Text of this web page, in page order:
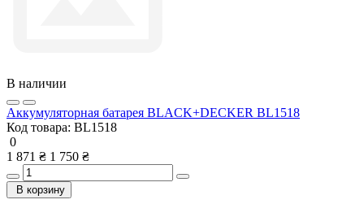
В наличии
Аккумуляторная батарея BLACK+DECKER BL1518
Код товара: BL1518
0
1 871 ₴ 1 750 ₴
В корзину